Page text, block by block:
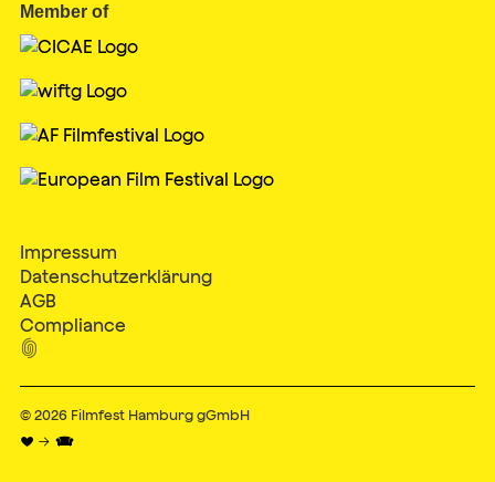
Member of
Impressum
Datenschutzerklärung
AGB
Compliance

© 2026 Filmfest Hamburg gGmbH
♥ → 